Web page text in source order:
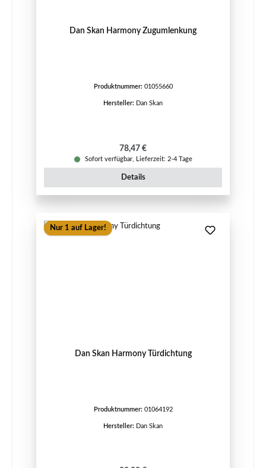
Dan Skan Harmony Zugumlenkung
Produktnummer: 01055660
Hersteller: Dan Skan
Regulärer Preis:
78,47 €
Sofort verfügbar, Lieferzeit: 2-4 Tage
Details
Nur 1 auf Lager!
Dan Skan Harmony Türdichtung
Produktnummer: 01064192
Hersteller: Dan Skan